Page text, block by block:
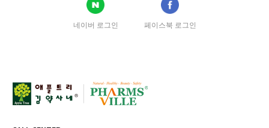
네이버 로그인 페이스북 로그인